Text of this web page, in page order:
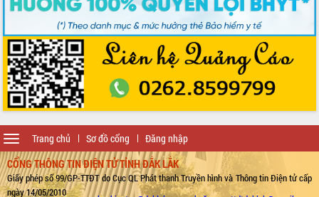
Trang chủ Sơ đồ cổng Đăng nhập
Toggle
navigation
CỔNG THÔNG TIN ĐIỆN TỬ TỈNH ĐẮK LẮK
Giấy phép số 99/GP-TTĐT do Cục QL Phát thanh Truyền hình và Thông tin Điện tử cấp
ngày 14/05/2010